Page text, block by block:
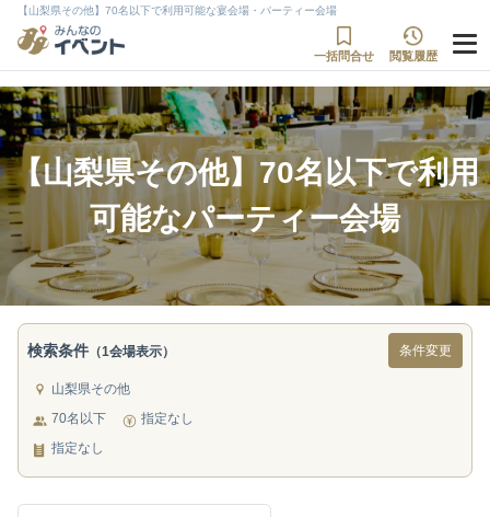
【山梨県その他】70名以下で利用可能な宴会場・パーティー会場
一括問合せ 閲覧履歴
【山梨県その他】70名以下で利用
可能なパーティー会場
検索条件 （1会場表示） 条件変更
山梨県その他
70名以下
指定なし
指定なし